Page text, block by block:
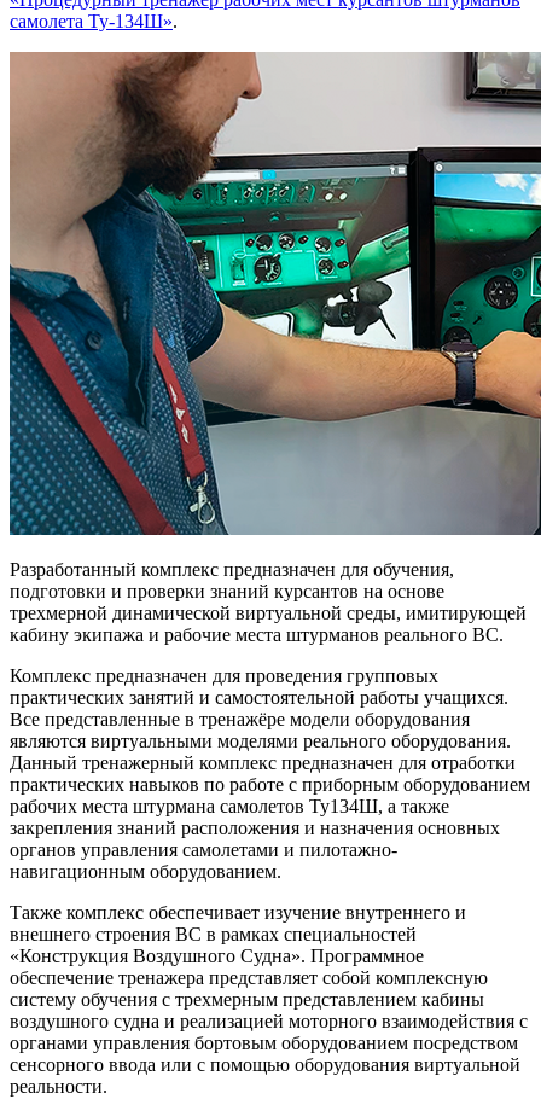
самолета Ту-134Ш».
Разработанный комплекс предназначен для обучения,
подготовки и проверки знаний курсантов на основе
трехмерной динамической виртуальной среды, имитирующей
кабину экипажа и рабочие места штурманов реального ВС.
Комплекс предназначен для проведения групповых
практических занятий и самостоятельной работы учащихся.
Все представленные в тренажёре модели оборудования
являются виртуальными моделями реального оборудования.
Данный тренажерный комплекс предназначен для отработки
практических навыков по работе с приборным оборудованием
рабочих места штурмана самолетов Ту134Ш, а также
закрепления знаний расположения и назначения основных
органов управления самолетами и пилотажно-
навигационным оборудованием.
Также комплекс обеспечивает изучение внутреннего и
внешнего строения ВС в рамках специальностей
«Конструкция Воздушного Судна». Программное
обеспечение тренажера представляет собой комплексную
систему обучения с трехмерным представлением кабины
воздушного судна и реализацией моторного взаимодействия с
органами управления бортовым оборудованием посредством
сенсорного ввода или с помощью оборудования виртуальной
реальности.